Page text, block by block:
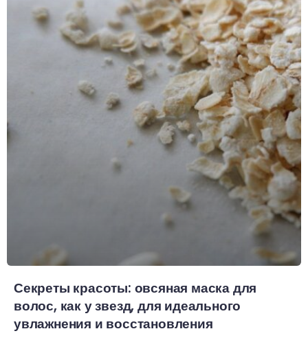
Секреты красоты: овсяная маска для
волос, как у звезд, для идеального
увлажнения и восстановления